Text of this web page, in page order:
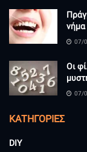
νήμα
07/
Οι
07/
KΑΤΗΓΟΡΊΕΣ
DIY